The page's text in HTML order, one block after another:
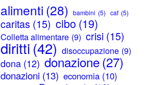
alimenti (28) bambini (5) caf (5)
caritas (15) cibo (19)
Colletta alimentare (9) crisi (15)
diritti (42) disoccupazione (9)
dona (12) donazione(27)
donazioni (13) economia (10)